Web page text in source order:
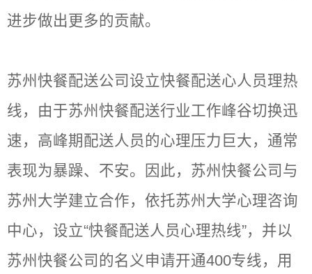
进步做出更多的贡献。
苏州快餐配送公司设立快餐配送心人员理热
线，由于苏州快餐配送行业工作峰谷切换迅
速，高峰期配送人员的心理压力巨大，通常
表现为暴躁、不安。因此，苏州快餐公司与
苏州大学建立合作，依托苏州大学心理咨询
中心，设立“快餐配送人员心理热线”，并以
苏州快餐公司的名义申请开通400专线，用